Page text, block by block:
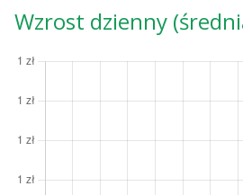
Wzrost dzienny